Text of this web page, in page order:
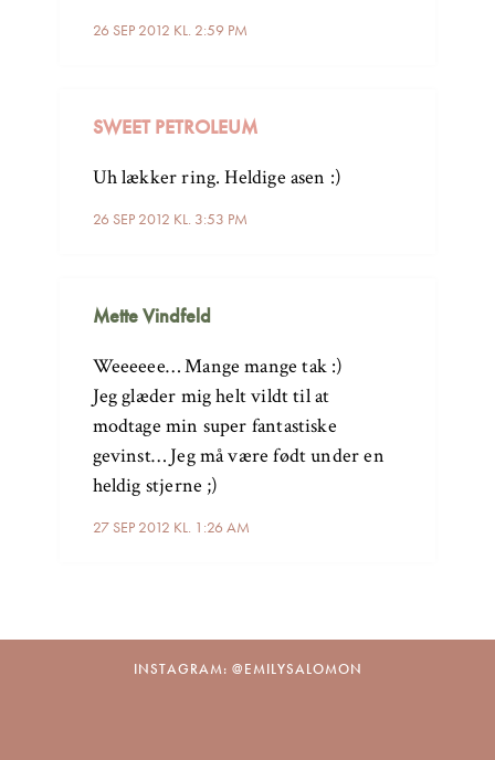
26 SEP 2012 KL. 2:59 PM
SWEET PETROLEUM
26 SEP 2012 KL. 3:53 PM
Uh lækker ring. Heldige asen :)
Mette Vindfeld
27 SEP 2012 KL. 1:26 AM
Weeeeee… Mange mange tak :)
Jeg glæder mig helt vildt til at
modtage min super fantastiske
gevinst… Jeg må være født under en
heldig stjerne ;)
INSTAGRAM: @EMILYSALOMON